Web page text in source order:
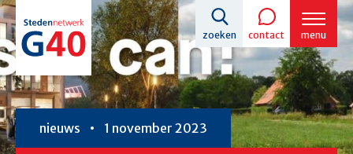
Overslaan
en
naar
de
inhoud
gaan
zoeken contact menu
nieuws 1 november 2023